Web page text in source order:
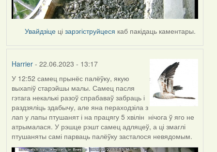
Увайдзіце цізарэгіструйцеся каб пакідаць каментары.
Harrier- 22.06.2023 - 13:17
У 12:52 самец прынёс палёўку, якую
выхапіў старэйшы малы. Самец пасля
гэтага некалькі разоў спрабаваў забраць і
раздзяліць здабычу, але яна пераходзіла з
лап у лапы птушанят і на працягу 5 хвілін нічога ў яго не
атрымалася. У рэшце рэшт самец адляцеў, а ці змаглі
птушаняты самі парваць палёўку засталося невядомым.